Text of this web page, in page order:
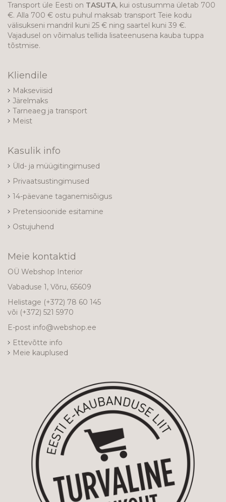
Transport üle Eesti on TASUTA, kui ostusumma ületab 700
€. Alla 700 € ostu puhul maksab transport Teie kodu
välisukseni mandril kuni 25 € ning saartel kuni 39 €.
Vajadusel on võimalus tellida lisateenusena kauba tuppa
tõstmise.
Kliendile
Makseviisid
Järelmaks
Tarneaeg ja transport
Meist
Kasulik info
Üld- ja müügitingimused
Privaatsustingimused
14-päevane taganemisõigus
Pretensioonide esitamine
Ostujuhend
Meie kontaktid
OÜ Webshop Interior
Vabaduse 1, Võru, 65609
Helistage (+372) 78 60 145
või (+372) 521 5970
E-post info@webshop.ee
Ettevõtte info
Meie kauplused